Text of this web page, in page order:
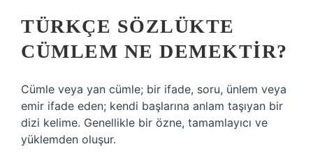
TÜRKÇE SÖZLÜKTE
CÜMLEM NE DEMEKTIR?
Cümle veya yan cümle; bir ifade, soru, ünlem veya
emir ifade eden; kendi başlarına anlam taşıyan bir
dizi kelime. Genellikle bir özne, tamamlayıcı ve
yüklemden oluşur.